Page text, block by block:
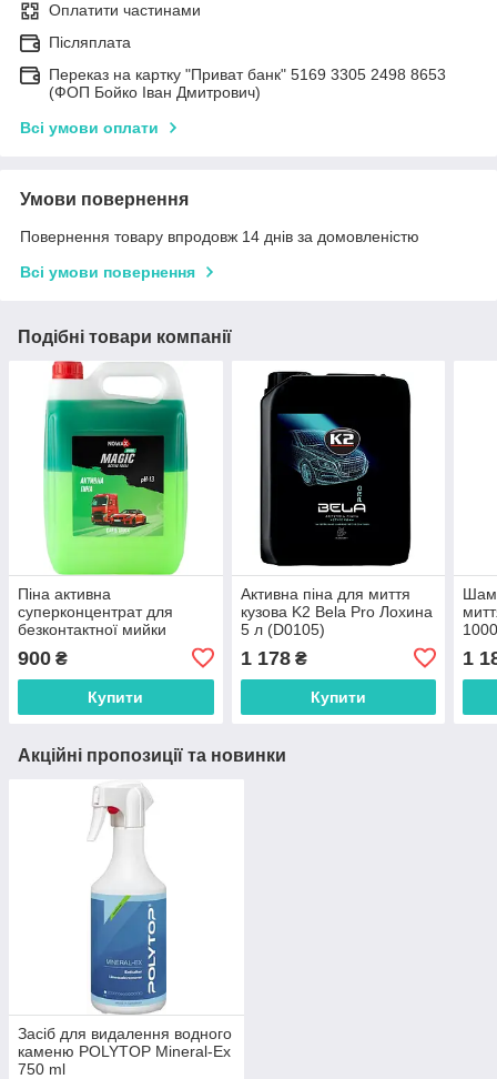
Оплатити частинами
Післяплата
Переказ на картку "Приват банк" 5169 3305 2498 8653
(ФОП Бойко Іван Дмитрович)
Всі умови оплати
Умови повернення
Повернення товару впродовж 14 днів за домовленістю
Всі умови повернення
Подібні товари компанії
Піна активна
суперконцентрат для
безконтактної мийки
Nowax Magic Active Foam
Duos 5 л
900 ₴
Купити
Активна піна для миття
кузова K2 Bela Pro Лохина
5 л (D0105)
1 178₴
Купити
1
Акційні пропозиції та новинки
Засіб для видалення водного
каменю POLYTOP Mineral-Ex
750 ml